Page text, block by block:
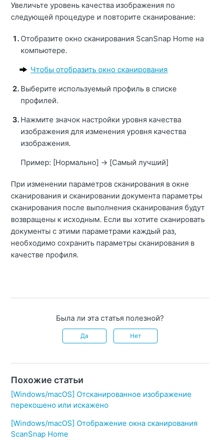
Увеличьте уровень качества изображения по
следующей процедуре и повторите сканирование:
Отобразите окно сканирования ScanSnap Home на
компьютере.
Чтобы отобразить окно сканирования
Выберите используемый профиль в списке
профилей.
Нажмите значок настройки уровня качества
изображения для изменения уровня качества
изображения.
Пример: [Нормально] → [Самый лучший]
При изменении параметров сканирования в окне
сканирования и сканировании документа параметры
сканирования после выполнения сканирования будут
возвращены к исходным. Если вы хотите сканировать
документы с этими параметрами каждый раз,
необходимо сохранить параметры сканирования в
качестве профиля.
Была ли эта статья полезной?
Да Нет
Похожие статьи
[Windows/macOS] Отсканированное изображение
перекошено или искажено
[Windows/macOS] Отображение окна сканирования
ScanSnap Home